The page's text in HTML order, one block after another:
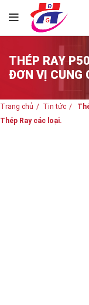
THÉP RAY
ĐƠN VỊ CUNG
Trang chủ Tin tức
Thép Ray các loại.